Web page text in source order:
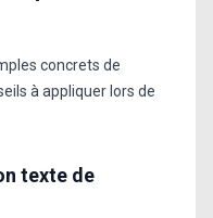
concrets de
à appliquer lors de
texte de